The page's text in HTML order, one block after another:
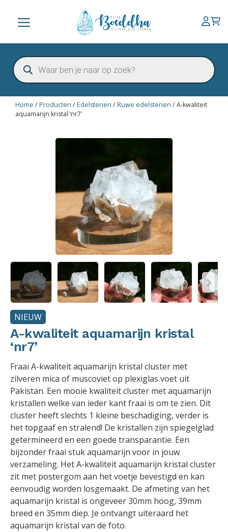
inhoud
Menu
Producten
zoeken
Home /Producten /Edelstenen /Ruwe edelstenen /A-kwaliteit
aquamarijn kristal ‘nr7’
NIEUW
A-kwaliteit aquamarijn kristal
‘nr7’
Fraai A-kwaliteit aquamarijn kristal cluster met
zilveren mica of muscoviet op plexiglas voet uit
Pakistan. Een mooie kwaliteit cluster met aquamarijn
kristallen welke van ieder kant fraai is om te zien. Dit
cluster heeft slechts 1 kleine beschadiging, verder is
het topgaaf en stralend! De kristallen zijn spiegelglad
getermineerd en een goede transparantie. Een
bijzonder fraai stuk aquamarijn voor in jouw
verzameling. Het A-kwaliteit aquamarijn kristal cluster
zit met postergom aan het voetje bevestigd en kan
eenvoudig worden losgemaakt. De afmeting van het
aquamarijn kristal is ongeveer 30mm hoog, 39mm
breed en 35mm diep. Je ontvangt uiteraard het
aquamarijn kristal van de foto.